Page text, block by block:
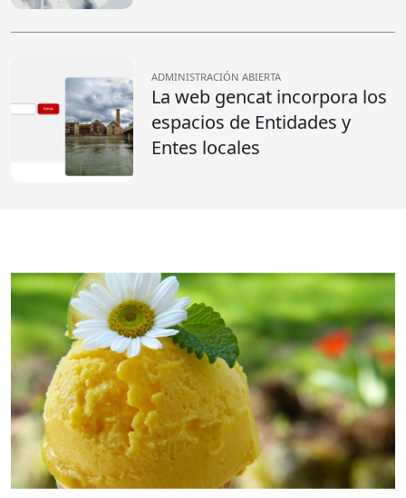
ADMINISTRACIÓN ABIERTA
La web gencat incorpora los
espacios de Entidades y
Entes locales